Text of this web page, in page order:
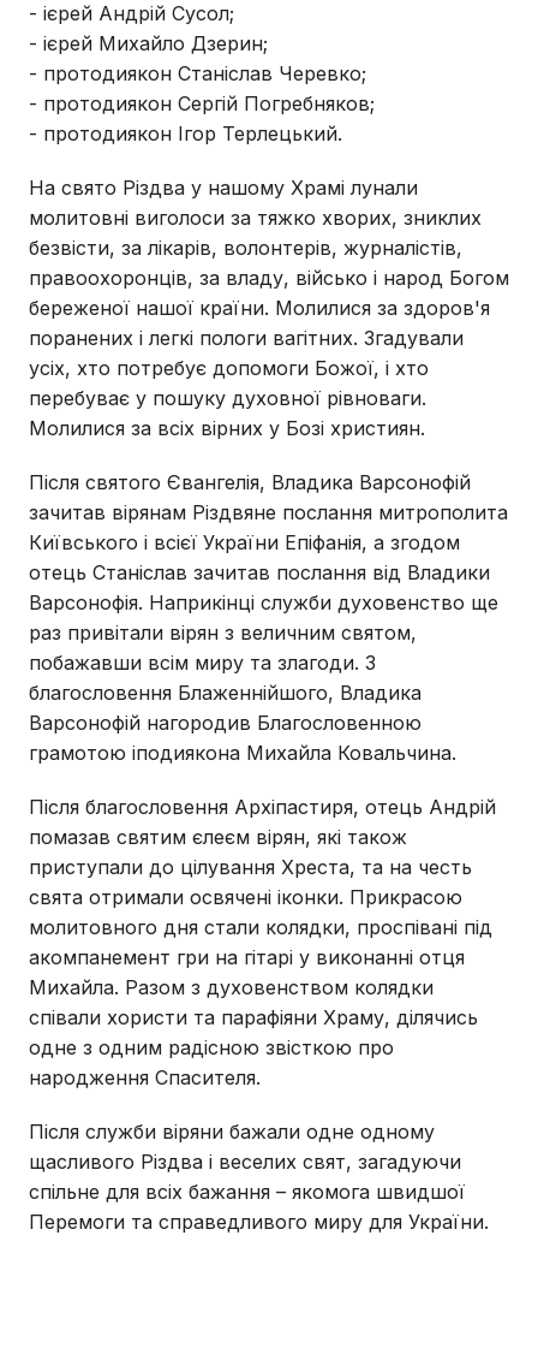
- ієрей Андрій Сусол;
- ієрей Михайло Дзерин;
- протодиякон Станіслав Черевко;
- протодиякон Сергій Погребняков;
- протодиякон Ігор Терлецький.
На свято Різдва у нашому Храмі лунали
молитовні виголоси за тяжко хворих, зниклих
безвісти, за лікарів, волонтерів, журналістів,
правоохоронців, за владу, військо і народ Богом
береженої нашої країни. Молилися за здоров'я
поранених і легкі пологи вагітних. Згадували
усіх, хто потребує допомоги Божої, і хто
перебуває у пошуку духовної рівноваги.
Молилися за всіх вірних у Бозі християн.
Після святого Євангелія, Владика Варсонофій
зачитав вірянам Різдвяне послання митрополита
Київського і всієї України Епіфанія, а згодом
отець Станіслав зачитав послання від Владики
Варсонофія. Наприкінці служби духовенство ще
раз привітали вірян з величним святом,
побажавши всім миру та злагоди. З
благословення Блаженнійшого, Владика
Варсонофій нагородив Благословенною
грамотою іподиякона Михайла Ковальчина.
Після благословення Архіпастиря, отець Андрій
помазав святим єлеєм вірян, які також
приступали до цілування Хреста, та на честь
свята отримали освячені іконки. Прикрасою
молитовного дня стали колядки, проспівані під
акомпанемент гри на гітарі у виконанні отця
Михайла. Разом з духовенством колядки
співали хористи та парафіяни Храму, ділячись
одне з одним радісною звісткою про
народження Спасителя.
Після служби віряни бажали одне одному
щасливого Різдва і веселих свят, загадуючи
спільне для всіх бажання – якомога швидшої
Перемоги та справедливого миру для України.